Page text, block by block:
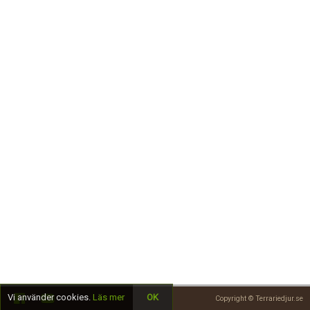
Copyright © Terrariedjur.se
Vi använder cookies. Läs mer OK